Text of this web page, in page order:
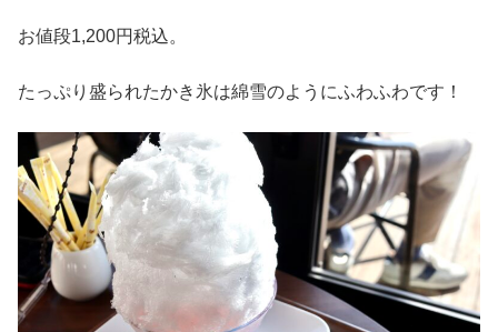
お値段1,200円税込。
たっぷり盛られたかき氷は綿雪のようにふわふわです！